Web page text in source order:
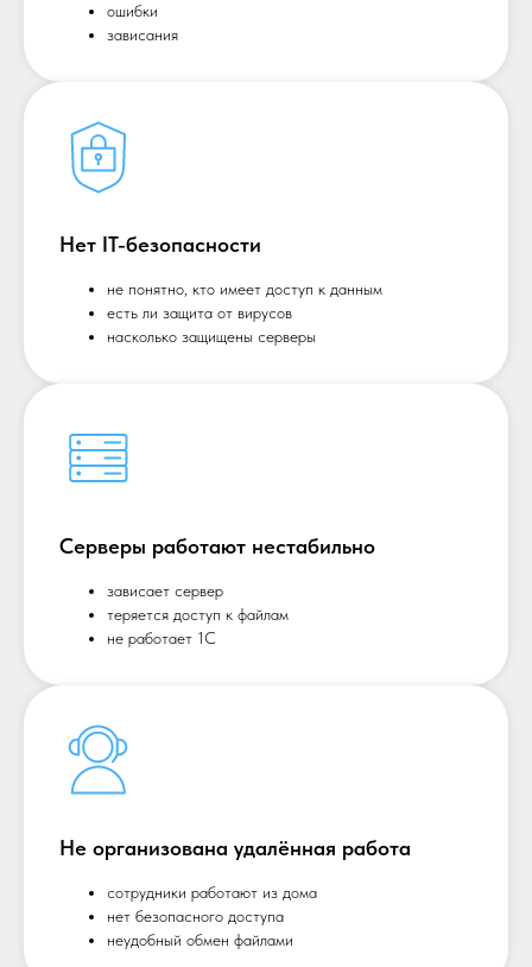
ошибки
зависания
Нет IT-безопасности
не понятно, кто имеет доступ к данным
есть ли защита от вирусов
насколько защищены серверы
Серверы работают нестабильно
зависает сервер
теряется доступ к файлам
не работает 1С
Не организована удалённая работа
сотрудники работают из дома
нет безопасного доступа
неудобный обмен файлами